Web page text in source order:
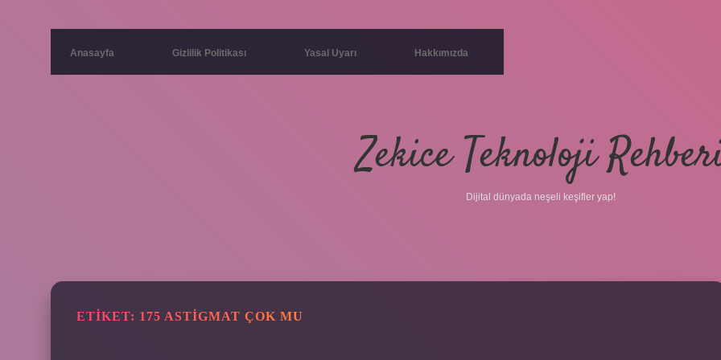
Anasayfa Gizlilik Politikası Yasal Uyarı Hakkımızda
Zekice Teknoloji
Dijital dünyada neşeli keşifler yap!
ETIKET: 175 ASTIGMAT ÇOK MU